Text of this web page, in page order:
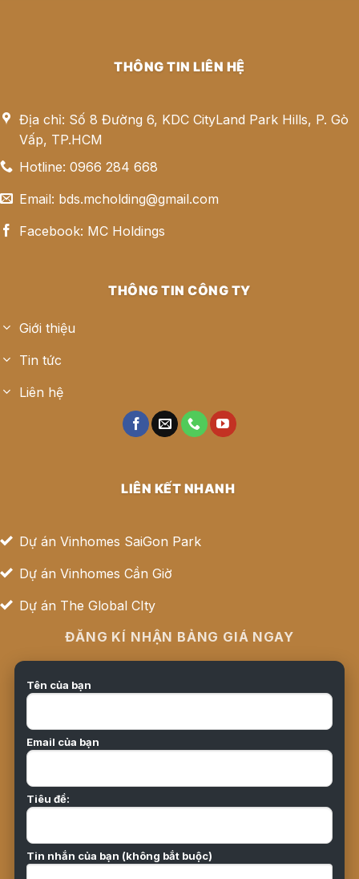
THÔNG TIN LIÊN HỆ
Địa chỉ: Số 8 Đường 6, KDC CityLand Park Hills, P. Gò
Vấp, TP.HCM
Hotline: 0966 284 668
Email: bds.mcholding@gmail.com
Facebook: MC Holdings
THÔNG TIN CÔNG TY
Giới thiệu
Tin tức
Liên hệ
LIÊN KẾT NHANH
Dự án Vinhomes SaiGon Park
Dự án Vinhomes Cần Giờ
Dự án The Global CIty
ĐĂNG KÍ NHẬN BẢNG GIÁ NGAY
Tên của bạn
Email của bạn
Tiêu đề:
Tin nhắn của bạn (không bắt buộc)